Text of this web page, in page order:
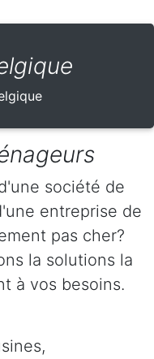
société de
entreprise de
pas cher?
la solutions la
à vos besoins.